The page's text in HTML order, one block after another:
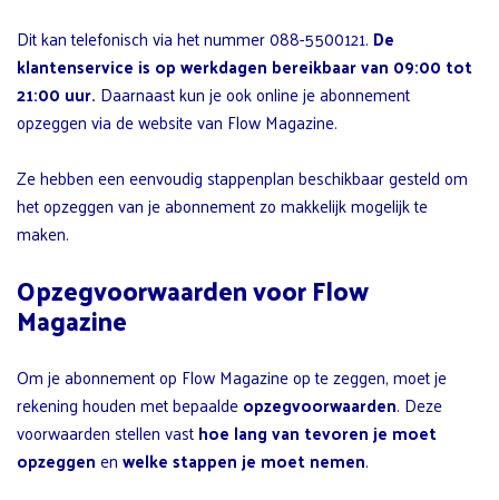
Dit kan telefonisch via het nummer 088-5500121. De
klantenservice is op werkdagen bereikbaar van 09:00 tot
21:00 uur. Daarnaast kun je ook online je abonnement
opzeggen via de website van Flow Magazine.
Ze hebben een eenvoudig stappenplan beschikbaar gesteld om
het opzeggen van je abonnement zo makkelijk mogelijk te
maken.
Opzegvoorwaarden voor Flow
Magazine
Om je abonnement op Flow Magazine op te zeggen, moet je
rekening houden met bepaaldeopzegvoorwaarden. Deze
voorwaarden stellen vasthoe lang van tevoren je moet
opzeggenenwelke stappen je moet nemen.